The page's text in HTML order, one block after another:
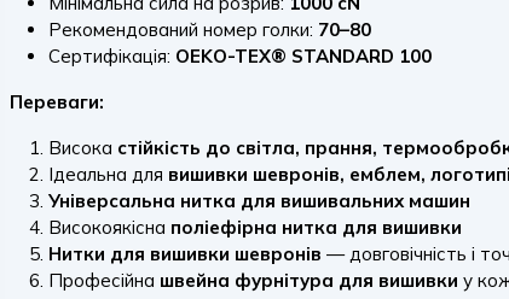
Рекомендований номер голки: 70–80
Сертифікація: OEKO-TEX® STANDARD 100
Переваги:
Висока стійкість до світла, прання,
Ідеальна для вишивки шевронів, емблем,
Універсальна нитка для вишивальних машин
Високоякісна поліефірна нитка для вишивки
Нитки для вишивки шевронів — довговічність і
Професійна швейна фурнітура для вишивки у